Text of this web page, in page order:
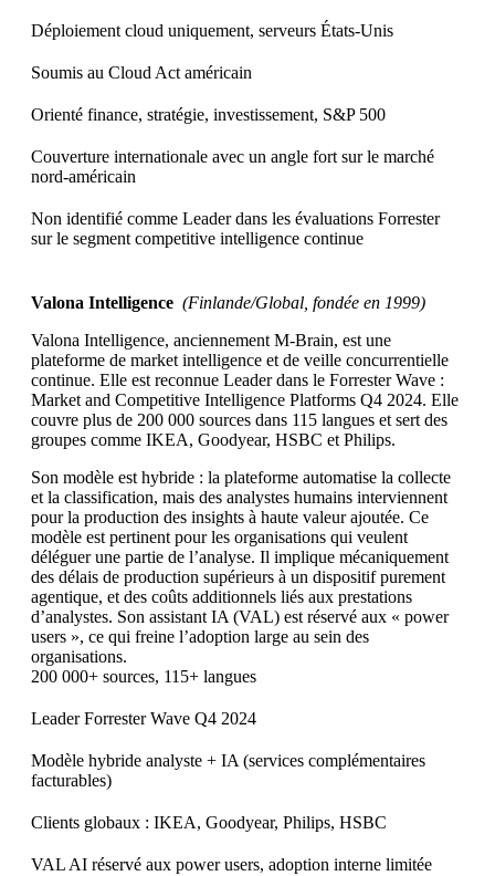
Déploiement cloud uniquement, serveurs États-Unis
Soumis au Cloud Act américain
Orienté finance, stratégie, investissement, S&P 500
Couverture internationale avec un angle fort sur le marché
nord-américain
Non identifié comme Leader dans les évaluations Forrester
sur le segment competitive intelligence continue
Valona Intelligence (Finlande/Global, fondée en 1999)
Valona Intelligence, anciennement M-Brain, est une
plateforme de market intelligence et de veille concurrentielle
continue. Elle est reconnue Leader dans le Forrester Wave :
Market and Competitive Intelligence Platforms Q4 2024. Elle
couvre plus de 200 000 sources dans 115 langues et sert des
groupes comme IKEA, Goodyear, HSBC et Philips.
Son modèle est hybride : la plateforme automatise la collecte
et la classification, mais des analystes humains interviennent
pour la production des insights à haute valeur ajoutée. Ce
modèle est pertinent pour les organisations qui veulent
déléguer une partie de l’analyse. Il implique mécaniquement
des délais de production supérieurs à un dispositif purement
agentique, et des coûts additionnels liés aux prestations
d’analystes. Son assistant IA (VAL) est réservé aux « power
users », ce qui freine l’adoption large au sein des
organisations.
200 000+ sources, 115+ langues
Leader Forrester Wave Q4 2024
Modèle hybride analyste + IA (services complémentaires
facturables)
Clients globaux : IKEA, Goodyear, Philips, HSBC
VAL AI réservé aux power users, adoption interne limitée